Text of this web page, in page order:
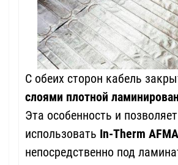
С обеих сторон кабель
слоями плотной
Эта особенность и позволяет
использовать In-Therm
непосредственно под